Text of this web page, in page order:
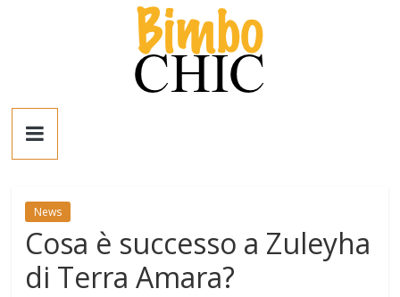
Bimbo
News
moda,
mamme,
spettacolo
News
Cosa è successo a Zuleyha
di Terra Amara?